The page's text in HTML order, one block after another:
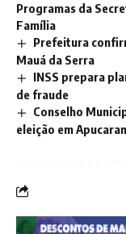
Programas da
Família
Prefeitura
Mauá da Serra
INSS prepara
de fraude
Conselho
eleição em